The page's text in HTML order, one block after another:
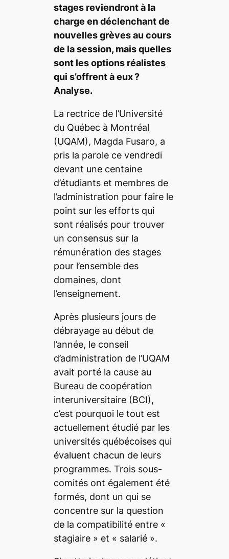
stages reviendront à la
charge en déclenchant de
nouvelles grèves au cours
de la session, mais quelles
sont les options réalistes
qui s’offrent à eux ?
Analyse.
La rectrice de l’Université
du Québec à Montréal
(UQAM), Magda Fusaro, a
pris la parole ce vendredi
devant une centaine
d’étudiants et membres de
l’administration pour faire le
point sur les efforts qui
sont réalisés pour trouver
un consensus sur la
rémunération des stages
pour l’ensemble des
domaines, dont
l’enseignement.
Après plusieurs jours de
débrayage au début de
l’année, le conseil
d’administration de l’UQAM
avait porté la cause au
Bureau de coopération
interuniversitaire (BCI),
c’est pourquoi le tout est
actuellement étudié par les
universités québécoises qui
évaluent chacun de leurs
programmes. Trois sous-
comités ont également été
formés, dont un qui se
concentre sur la question
de la compatibilité entre «
stagiaire » et « salarié ».